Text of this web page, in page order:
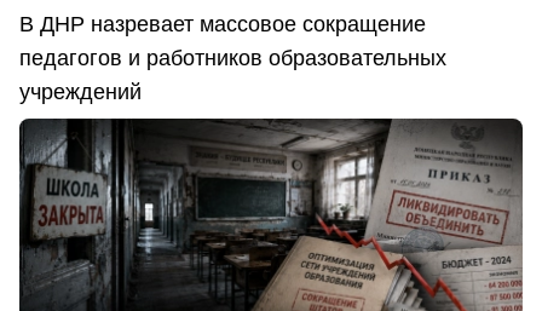
В ДНР назревает массовое сокращение
педагогов и работников образовательных
учреждений